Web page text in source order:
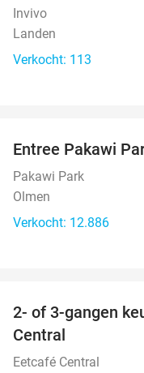
Invivo
Landen
Verkocht: 113
Entree Pakawi
Pakawi Park
Olmen
Verkocht: 12.886
2- of 3-gangen
Central
Eetcafé Central